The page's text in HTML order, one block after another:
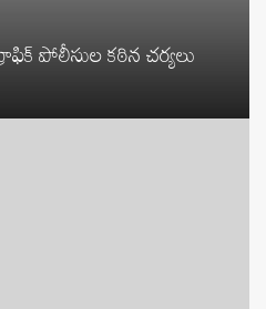
పోలీసుల కఠిన చర్యలు